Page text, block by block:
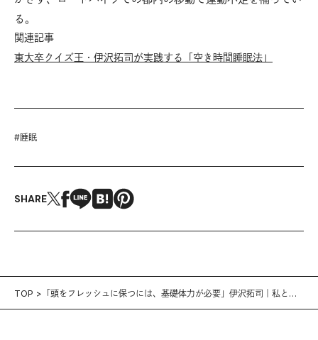
る。
関連記事
東大卒クイズ王・伊沢拓司が実践する「空き時間睡眠法」
#睡眠
SHARE
TOP
「頭をフレッシュに保つには、基礎体力が必要」伊沢拓司｜私とフ